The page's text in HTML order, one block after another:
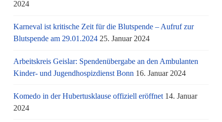
2024
Karneval ist kritische Zeit für die Blutspende – Aufruf zur
Blutspende am 29.01.2024 25. Januar 2024
Arbeitskreis Geislar: Spendenübergabe an den Ambulanten
Kinder- und Jugendhospizdienst Bonn 16. Januar 2024
Komedo in der Hubertusklause offiziell eröffnet 14. Januar
2024